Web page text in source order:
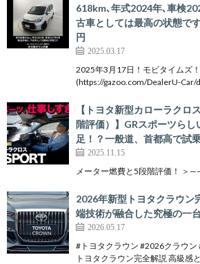
618km､年式2024年､車検
古車としては最高の状態で
円
2025.03.17
2025年3月17日！モビタイムズ
(https://gazoo.com/DealerU-
【トヨタ新型カローラクロ
階評価）】GRスポーツら
足！？一般道、首都高で試
2025.11.15
メーター燃費と5段階評価！
2026年新型トヨタクラウン
端技術が融合した究極の一台
2026.05.17
#トヨタクラウン #2026クラウ
トヨタクラウン完全解説 高級感